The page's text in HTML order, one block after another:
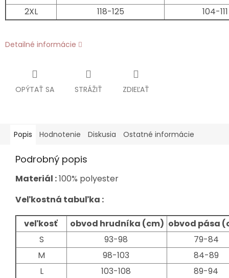
2XL
118-125 104-
Detailné informácie
OPÝTAŤ SA STRÁŽIŤ ZDIEĽAŤ
Popis Hodnotenie Diskusia Ostatné informácie
Podrobný popis
Materiál :100% polyester
Veľkostná tabuľka :
veľkosť obvod hrudníka (cm) obvod pása
S
93-98
79-84
M
98-103
84-89
L
103-108
89-94